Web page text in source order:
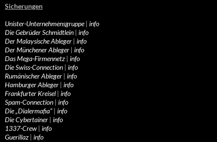
Sicherungen
Unister-Unternehmensgruppe| info
Die Gebrüder Schmidtlein | info
Der Malaysische Ableger | info
Der Münchener Ableger | info
Das Mega-Firmennetz | info
Die Swiss-Connection | info
Rumänischer Ableger | info
Hamburger Ableger | info
Frankfurter Kreisel | info
Spam-Connection | info
Die „Dialermafia“ | info
Die Cybertainer | info
1337-Crew | info
Guerillaz | info